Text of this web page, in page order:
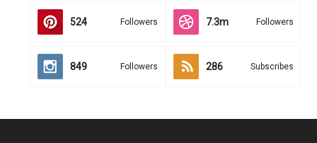
524 Followers 7.3m Followers
849 Followers 286 Subscribes